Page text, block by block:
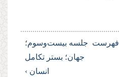
فهرست جلسه بیست‌وسوم؛
جهان؛ بستر تکامل
انسان ›